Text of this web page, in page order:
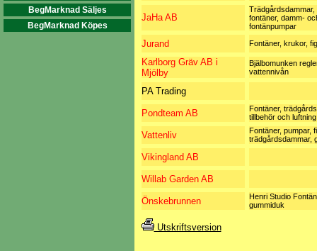
BegMarknad Säljes
BegMarknad Köpes
JaHa AB
Trädgårdsdammar,
fontäner, damm-
fontänpumpar
Jurand Fontäner, krukor,
Karlborg Gräv AB i
Mjölby
Bjälbomunken
vattennivån
PA Trading
Pondteam AB
Fontäner,
tillbehör och luftning
Vattenliv
Fontäner, pumpar,
trädgårdsdammar,
Vikingland AB
Willab Garden AB
Önskebrunnen
Henri Studio
gummiduk
Utskriftsversion